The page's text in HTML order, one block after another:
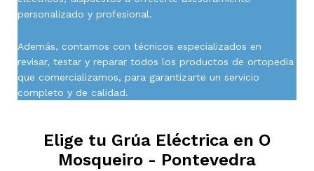
personalizado y profesional.
Además, contamos con técnicos especializados en
revisar, testar y reparar todos los productos de ortopedia
que comercializamos, para garantizarte un servicio
completo y de calidad.
Elige tu Grúa Eléctrica en O
Mosqueiro - Pontevedra